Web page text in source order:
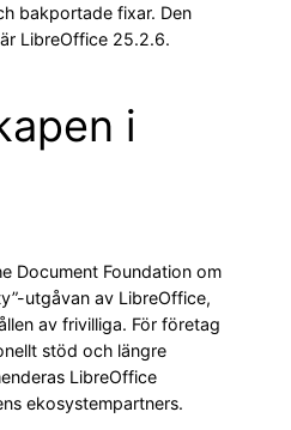
bakportade fixar. Den
LibreOffice 25.2.6.
i
Document Foundation om
utgåvan av LibreOffice,
av frivilliga. För företag
stöd och längre
LibreOffice
ekosystempartners.